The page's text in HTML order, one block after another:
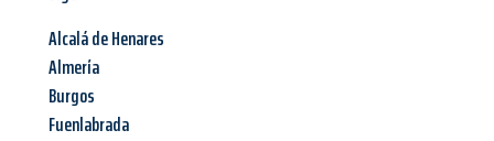
Alcalá de Henares
Almería
Burgos
Fuenlabrada